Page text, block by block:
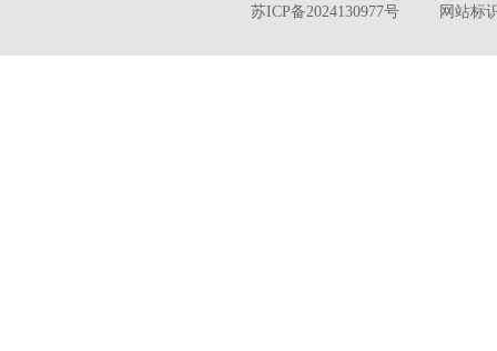
苏ICP备2024130977号 网站标